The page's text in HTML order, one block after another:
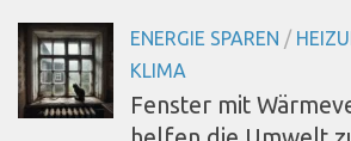
ENERGIE SPAREN /
KLIMA
Fenster mit